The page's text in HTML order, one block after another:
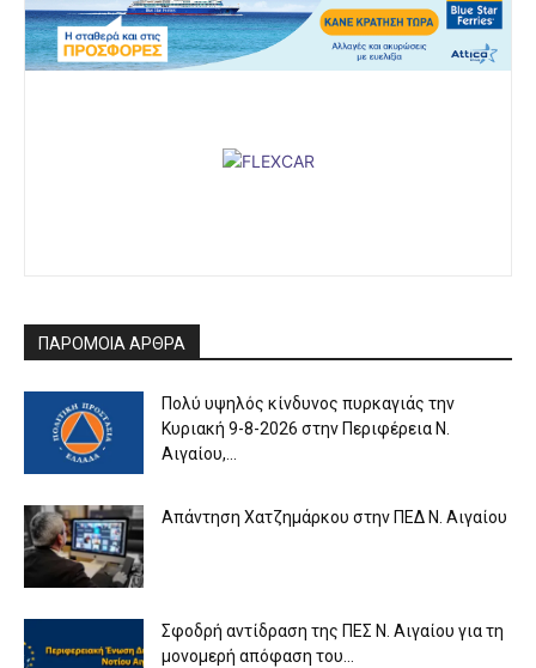
ΠΑΡΟΜΟΙΑ ΑΡΘΡΑ
Πολύ υψηλός κίνδυνος πυρκαγιάς την
Κυριακή 9-8-2026 στην Περιφέρεια Ν.
Αιγαίου,...
Απάντηση Χατζημάρκου στην ΠΕΔ Ν. Αιγαίου
Σφοδρή αντίδραση της ΠΕΣ Ν. Αιγαίου για τη
μονομερή απόφαση του...